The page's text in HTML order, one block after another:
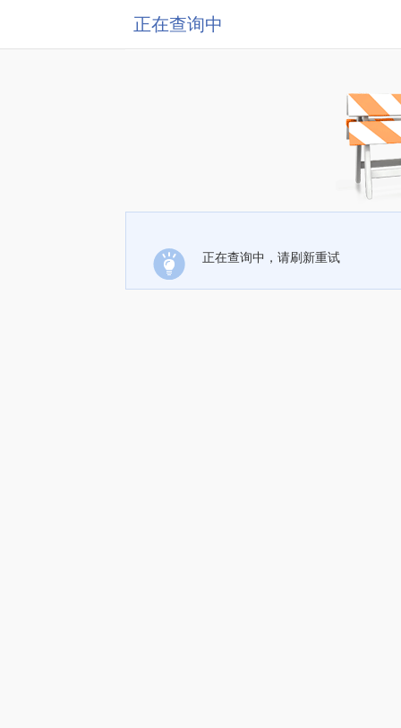
正在查询中
正在查询中，请刷新重试